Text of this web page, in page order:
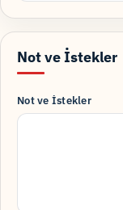
Not ve İstekler
Not ve İstekler